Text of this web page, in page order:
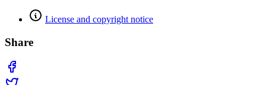
License and copyright notice
Share